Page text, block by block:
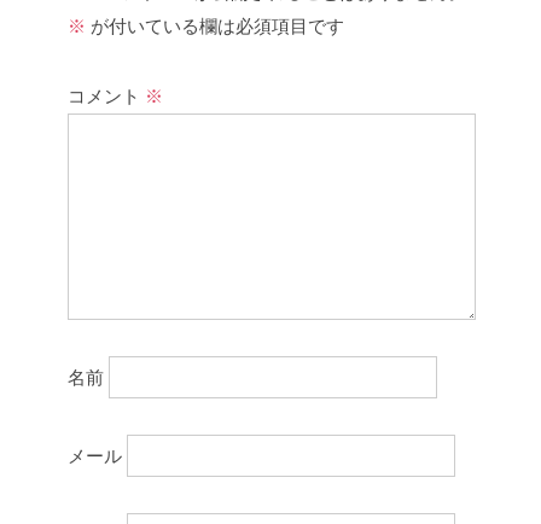
※ が付いている欄は必須項目です
コメント ※
名前
メール